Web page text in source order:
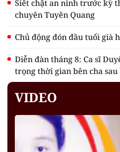
Siết chặt an ninh trước kỳ
chuyên Tuyên Quang
Chủ động đón đầu tuổi già
Diễn đàn tháng 8: Ca sĩ
trọng thời gian bên cha
VIDEO